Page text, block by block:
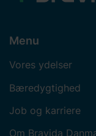
Menu
Vores ydelser
Bæredygtighed
Job og karriere
Om Bravida